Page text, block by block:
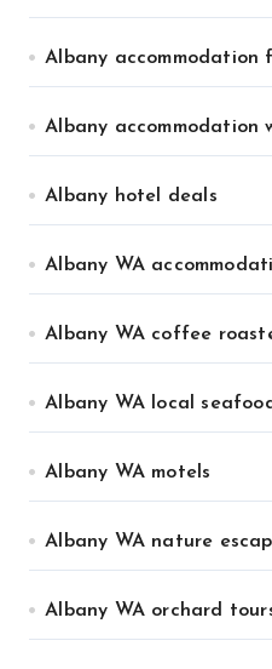
Albany accommodation
Albany accommodation
Albany hotel deals
Albany WA
Albany WA coffee
Albany WA local
Albany WA motels
Albany WA nature
Albany WA orchard